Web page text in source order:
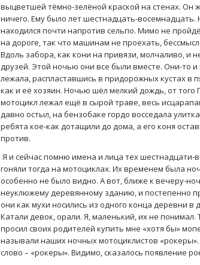
выцветшей тёмно-зелёной краской на стенах. Он
ничего. Ему было лет шестнадцать-восемнадцать.
находился почти напротив сельпо. Мимо не
на дороге, так что машинам не проехать,
Вдоль забора, как кони на привязи, молчаливо, и
друзей. Этой ночью они все были вместе. Они-то
лежала, распластавшись в придорожных кустах в
как и её хозяин. Ночью шёл мелкий дождь, от того
мотоцикл лежал ещё в сырой траве, весь
давно остыл, на бензобаке гордо восседала
ребята кое-как дотащили до дома, а его коня
против.
Я и сейчас помню имена и лица тех
гоняли тогда на мотоциклах. Их временем была
особенно не было видно. А вот, ближе к вечеру-
неуклюжему деревянному зданию, и постепенно
они как мухи носились из одного конца деревни
Катали девок, орали. Я, маленький, их не
просил своих родителей купить мне «хотя бы»
называли наших ночных мотоциклистов
слово – «рокеры». Видимо, сказалось появление